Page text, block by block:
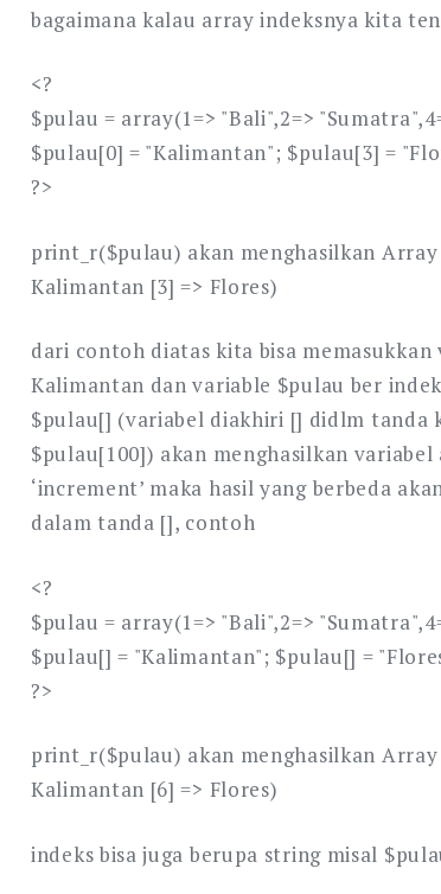
bagaimana kalau array indeksnya kita
<?
$pulau = array(1=> "Bali",2=>
$pulau[0] = "Kalimantan"; $pulau[3] =
?>
print_r($pulau) akan menghasilkan Array
Kalimantan [3] => Flores)
dari contoh diatas kita bisa
Kalimantan dan variable $pulau ber
$pulau[] (variabel diakhiri [] didlm tanda
$pulau[100]) akan menghasilkan
‘increment’ maka hasil yang berbeda
dalam tanda [], contoh
<?
$pulau = array(1=> "Bali",2=>
$pulau[] = "Kalimantan"; $pulau[] =
?>
print_r($pulau) akan menghasilkan Array
Kalimantan [6] => Flores)
indeks bisa juga berupa string misal